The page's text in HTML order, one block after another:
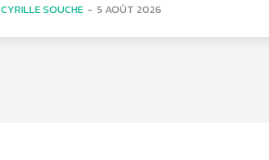
CYRILLE SOUCHE - 5 AOÛT 2026